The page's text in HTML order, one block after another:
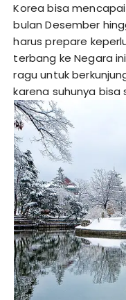
Korea bisa
bulan Desember
harus prepare
terbang ke Negara
ragu untuk
karena suhunya bisa